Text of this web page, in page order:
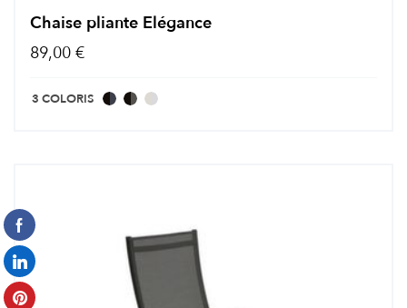
Chaise pliante Elégance
89,00 €
3 COLORIS